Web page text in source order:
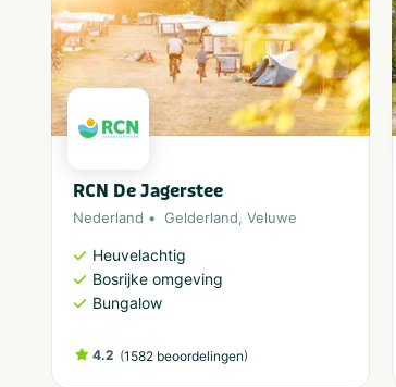
RCN De Jagerstee
Nederland Gelderland, Veluwe
Heuvelachtig
Bosrijke omgeving
Bungalow
4.2 (1582 beoordelingen)